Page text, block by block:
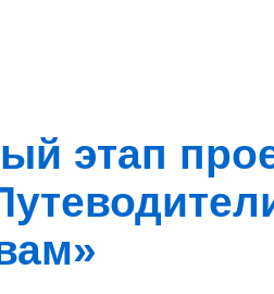
этап